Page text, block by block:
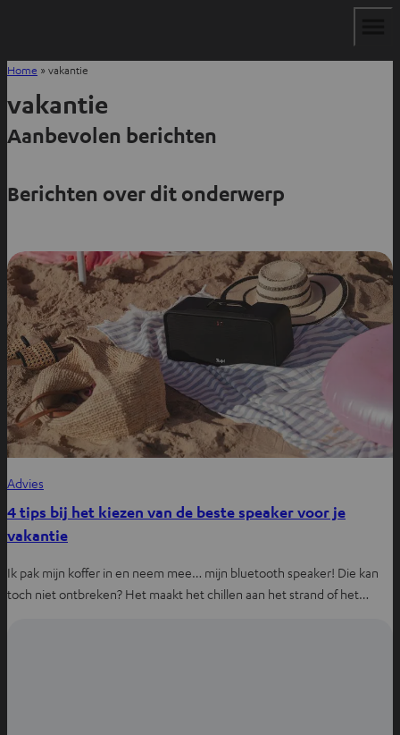
Home »vakantie
vakantie
Aanbevolen berichten
Berichten over dit onderwerp
Advies
4 tips bij het kiezen van de beste speaker voor je
vakantie
Ik pak mijn koffer in en neem mee… mijn bluetooth speaker! Die kan
toch niet ontbreken? Het maakt het chillen aan het strand of het…